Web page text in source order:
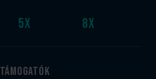
5x 8x
Támogatók